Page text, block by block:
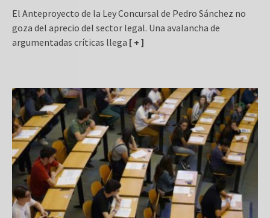
El Anteproyecto de la Ley Concursal de Pedro Sánchez no
goza del aprecio del sector legal. Una avalancha de
argumentadas críticas llega [ + ]